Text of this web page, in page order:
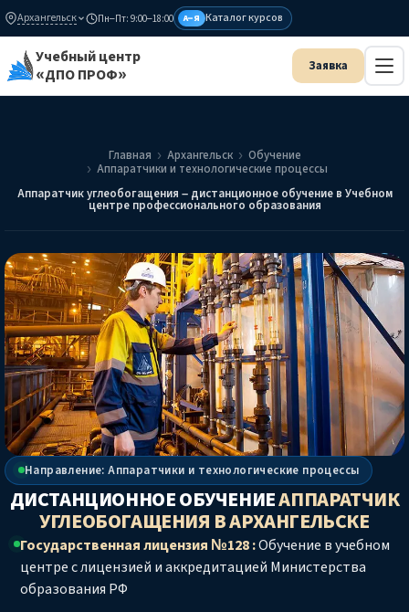
Архангельск Пн–Пт: 9:00–18:00 А–Я Каталог курсов
Учебный центр
«ДПО ПРОФ»
Главная Архангельск
Обучение
Аппаратчики и технологические процессы
Аппаратчик углеобогащения – дистанционное обучение в Учебном
центре профессионального образования
Направление: Аппаратчики и технологические процессы
ДИСТАНЦИОННОЕ ОБУЧЕНИЕАППАРАТЧИК
УГЛЕОБОГАЩЕНИЯ В АРХАНГЕЛЬСКЕ
Государственная лицензия №128 :Обучение в учебном
центре с лицензией и аккредитацией Министерства
образования РФ